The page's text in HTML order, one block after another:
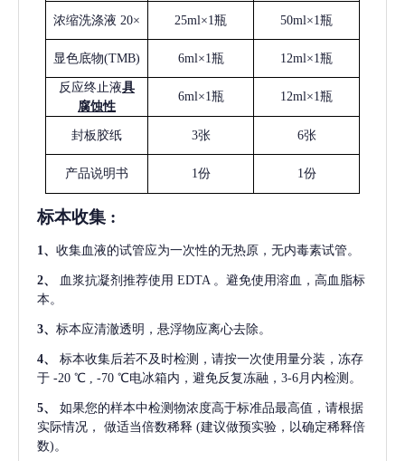
浓缩洗涤液 20× 25ml×1瓶 50ml×1瓶
显色底物(TMB) 6ml×1瓶 12ml×1瓶
反应终止液具
腐蚀性
6ml×1瓶 12ml×1瓶
封板胶纸 3张 6张
产品说明书 1份 1份
标本收集 :
1、 收集血液的试管应为一次性的无热原，无内毒素试管。
2、 血浆抗凝剂推荐使用 EDTA 。避免使用溶血，高血脂标
本。
3、 标本应清澈透明，悬浮物应离心去除。
4、
标本收集后若不及时检测，请按一次使用量分装，冻存
于 -20 ℃ , -70 ℃电冰箱内，避免反复冻融，3-6月内检测。
5、
如果您的样本中检测物浓度高于标准品最高值，请根据
实际情况，
做适当倍数稀释 (建议做预实验，以确定稀释倍
数)。